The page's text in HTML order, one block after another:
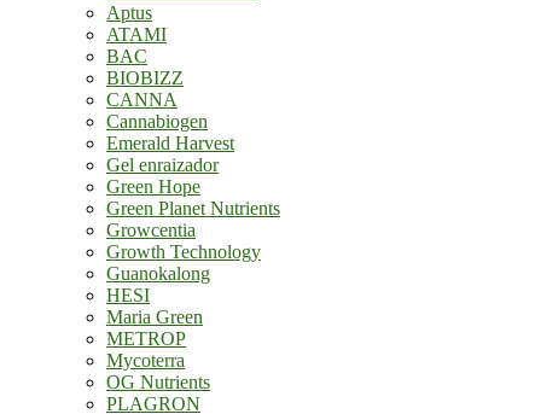
Aptus
ATAMI
BAC
BIOBIZZ
CANNA
Cannabiogen
Emerald Harvest
Gel enraizador
Green Hope
Green Planet Nutrients
Growcentia
Growth Technology
Guanokalong
HESI
Maria Green
METROP
Mycoterra
OG Nutrients
PLAGRON